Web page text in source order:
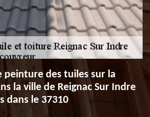
peinture des tuiles sur la
la ville de Reignac Sur Indre
dans le 37310